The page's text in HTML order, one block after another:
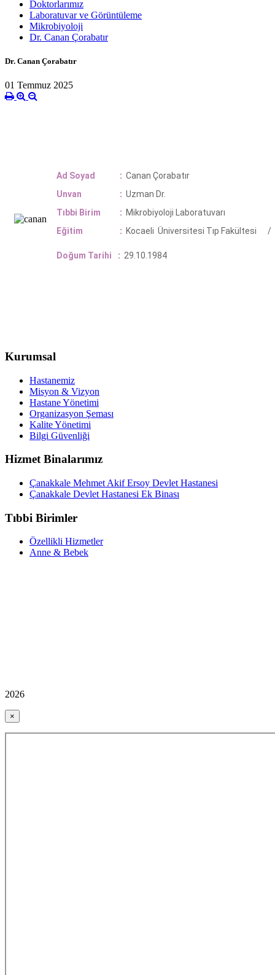
Doktorlarımız
Laboratuvar ve Görüntüleme
Mikrobiyoloji
Dr. Canan Çorabatır
Dr. Canan Çorabatır
01 Temmuz 2025
Ad Soyad : Canan Çorabatır
Unvan
: Uzman Dr.
Tıbbi Birim
: Mikrobiyoloji Laboratuvarı
Eğitim
: Kocaeli Üniversitesi Tıp
Doğum Tarihi : 29.10.1984
Kurumsal
Hastanemiz
Misyon & Vizyon
Hastane Yönetimi
Organizasyon Şeması
Kalite Yönetimi
Bilgi Güvenliği
Hizmet Binalarımız
Çanakkale Mehmet Akif Ersoy Devlet Hastanesi
Çanakkale Devlet Hastanesi Ek Binası
Tıbbi Birimler
Özellikli Hizmetler
Anne & Bebek
2026
×